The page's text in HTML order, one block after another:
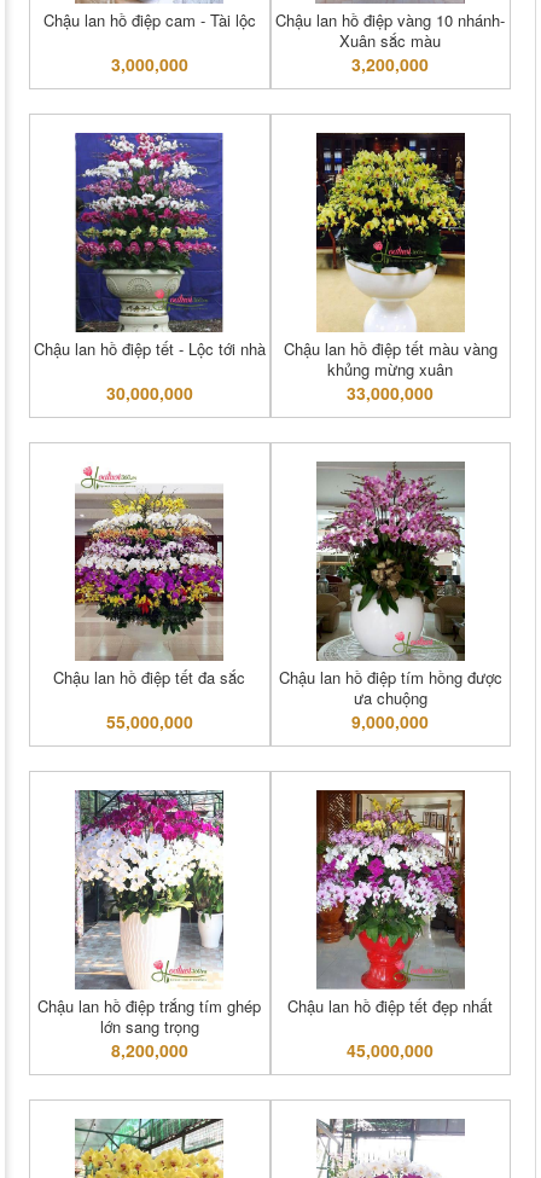
Chậu lan hồ điệp cam - Tài lộc
3,000,000
Chậu lan hồ điệp vàng 10 nhánh-
Xuân sắc màu
3,200,000
Chậu lan hồ điệp tết - Lộc tới nhà
30,000,000
Chậu lan hồ điệp tết màu vàng
khủng mừng xuân
33,000,000
Chậu lan hồ điệp tết đa sắc
55,000,000
Chậu lan hồ điệp tím hồng được
ưa chuộng
9,000,000
Chậu lan hồ điệp trắng tím ghép
lớn sang trọng
8,200,000
Chậu lan hồ điệp tết đẹp nhất
45,000,000